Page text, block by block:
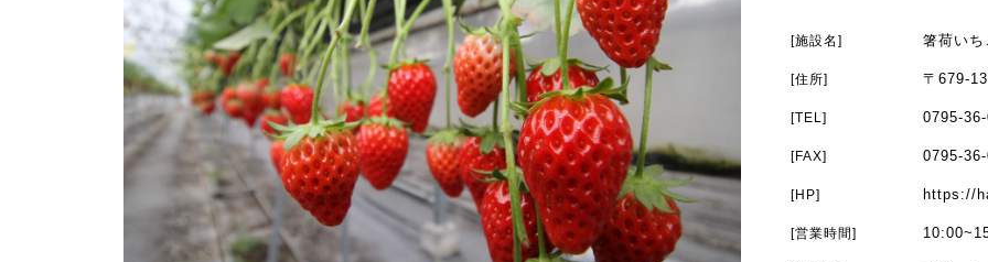
[施設名] 箸荷いち
[住所] 〒679-
[TEL] 0795-
[FAX] 0795-
[HP] https://
[営業時間]